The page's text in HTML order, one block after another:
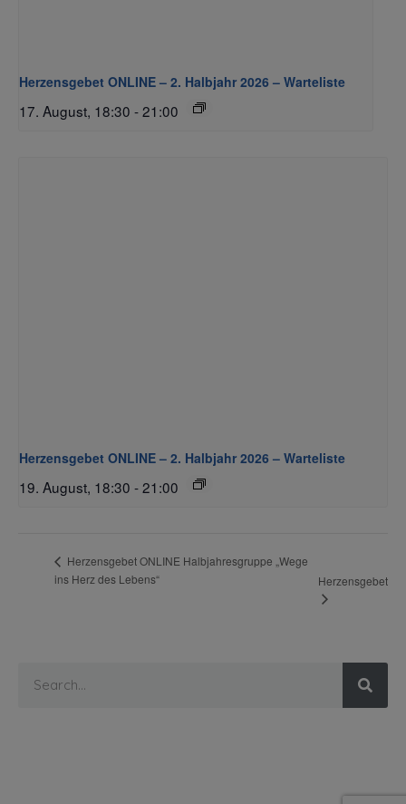
Herzensgebet ONLINE – 2. Halbjahr 2026 – Warteliste
17. August, 18:30 -21:00
Herzensgebet ONLINE – 2. Halbjahr 2026 – Warteliste
19. August, 18:30 -21:00
Herzensgebet ONLINE Halbjahresgruppe „Wege
ins Herz des Lebens“
Herzensgebet